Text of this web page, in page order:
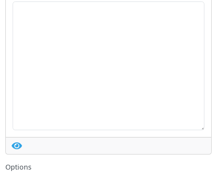
Options